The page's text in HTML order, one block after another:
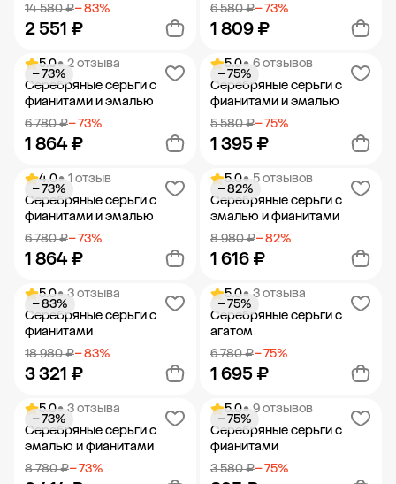
14 580 ₽− 83%
2 551 ₽
Добавить в корзину
6 580 ₽− 73%
1 809 ₽
Добавить в корзину
5.0• 2 отзыва
Серебряные серьги с
фианитами и эмалью
6 780 ₽− 73%
1 864 ₽
− 73%
Добавить в корзину
5.0• 6 отзывов
Серебряные серьги с
фианитами и эмалью
5 580 ₽− 75%
1 395 ₽
− 75%
Добавить в корзину
4.0• 1 отзыв
Серебряные серьги с
фианитами и эмалью
6 780 ₽− 73%
1 864 ₽
− 73%
Добавить в корзину
5.0• 5 отзывов
Серебряные серьги с
эмалью и фианитами
8 980 ₽− 82%
1 616 ₽
− 82%
Добавить в корзину
5.0• 3 отзыва
Серебряные серьги с
фианитами
18 980 ₽− 83%
3 321 ₽
− 83%
Добавить в корзину
5.0• 3 отзыва
Серебряные серьги с
агатом
6 780 ₽− 75%
1 695 ₽
− 75%
Добавить в корзину
5.0• 3 отзыва
Серебряные серьги с
эмалью и фианитами
8 780 ₽− 73%
− 73%
5.0• 9 отзывов
Серебряные серьги с
фианитами
3 580 ₽− 75%
− 75%